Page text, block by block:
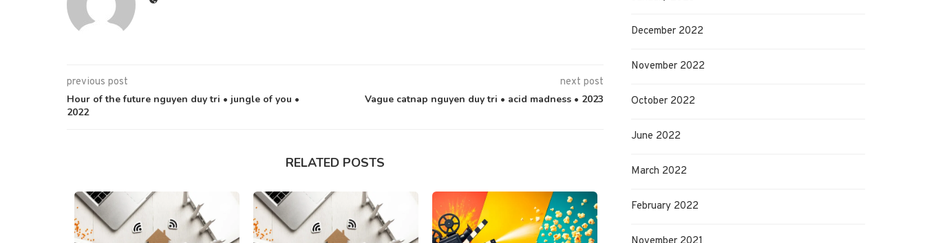
previous post
Hour of the future nguyen duy tri • jungle of you •
2022
next post
Vague catnap nguyen duy tri • acid madness • 2023
RELATED POSTS
December 2022
November 2022
October 2022
June 2022
March 2022
February 2022